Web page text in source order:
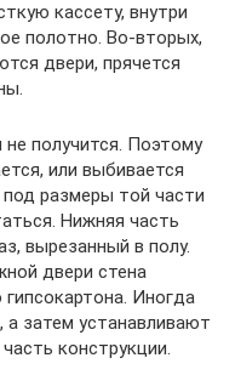
кассету, внутри
полотно. Во-вторых,
двери, прячется
получится. Поэтому
или выбивается
размеры той части
Нижняя часть
вырезанный в полу.
двери стена
Иногда
а затем устанавливают
конструкции.